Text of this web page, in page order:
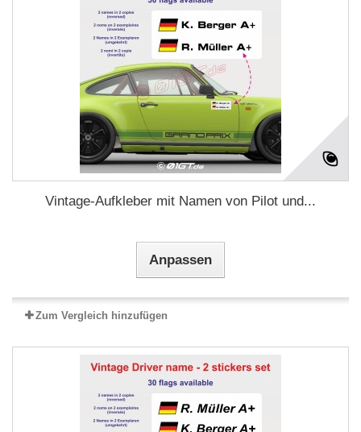
Vintage-Aufkleber mit Namen von Pilot und...
Anpassen
Zum Vergleich hinzufügen